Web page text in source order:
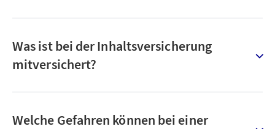
Was ist bei der Inhaltsversicherung
mitversichert?
Welche Gefahren können bei einer